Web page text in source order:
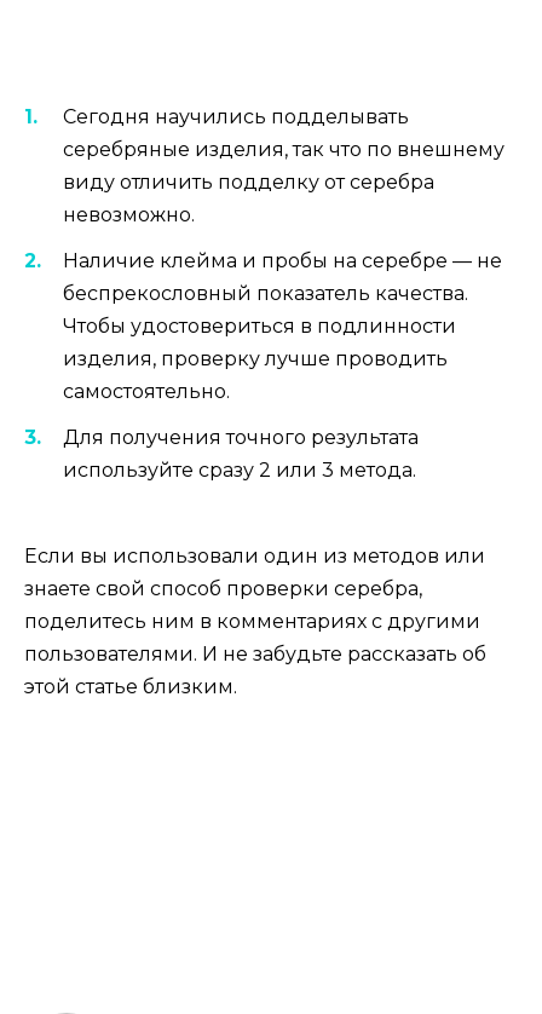
Сегодня научились подделывать
серебряные изделия, так что по внешнему
виду отличить подделку от серебра
невозможно.
Наличие клейма и пробы на серебре — не
беспрекословный показатель качества.
Чтобы удостовериться в подлинности
изделия, проверку лучше проводить
самостоятельно.
Для получения точного результата
используйте сразу 2 или 3 метода.
Если вы использовали один из методов или
знаете свой способ проверки серебра,
поделитесь ним в комментариях с другими
пользователями. И не забудьте рассказать об
этой статье близким.